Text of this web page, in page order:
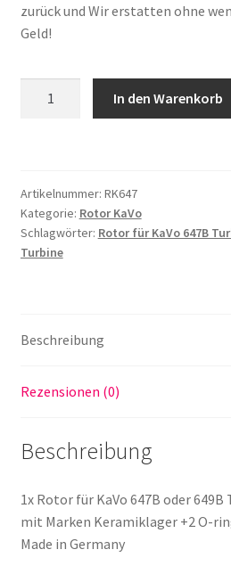
zurück und Wir erstatten ohne
Geld!
oder
649B
Turbine
In den Warenkorb
Artikelnummer: RK647
Kategorie: Rotor KaVo
Schlagwörter: Rotor für KaVo 647B
Turbine
Beschreibung
Rezensionen (0)
Beschreibung
1x Rotor für KaVo 647B oder 649B
mit Marken Keramiklager +2 O-
Made in Germany